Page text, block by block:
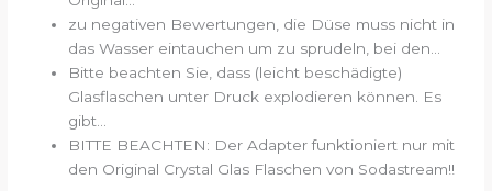
zu negativen Bewertungen, die Düse muss nicht in
das Wasser eintauchen um zu sprudeln, bei den...
Bitte beachten Sie, dass (leicht beschädigte)
Glasflaschen unter Druck explodieren können. Es
gibt...
BITTE BEACHTEN: Der Adapter funktioniert nur mit
den Original Crystal Glas Flaschen von Sodastream!!